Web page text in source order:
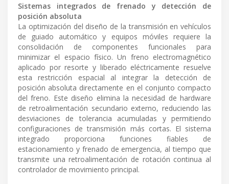
Sistemas integrados de frenado y detección de
posición absoluta
La optimización del diseño de la transmisión en vehículos
de guiado automático y equipos móviles requiere la
consolidación de componentes funcionales para
minimizar el espacio físico. Un freno electromagnético
aplicado por resorte y liberado eléctricamente resuelve
esta restricción espacial al integrar la detección de
posición absoluta directamente en el conjunto compacto
del freno. Este diseño elimina la necesidad de hardware
de retroalimentación secundario externo, reduciendo las
desviaciones de tolerancia acumuladas y permitiendo
configuraciones de transmisión más cortas. El sistema
integrado proporciona funciones fiables de
estacionamiento y frenado de emergencia, al tiempo que
transmite una retroalimentación de rotación continua al
controlador de movimiento principal.